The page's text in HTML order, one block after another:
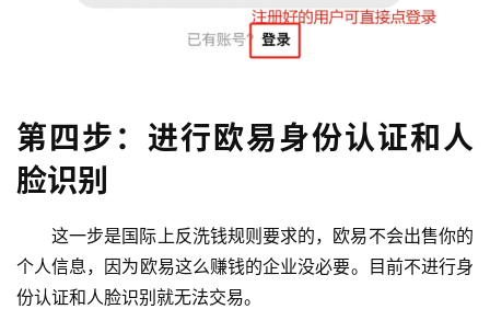
第四步：进行欧易身份认证和人
脸识别
这一步是国际上反洗钱规则要求的，欧易不会出售你的
个人信息，因为欧易这么赚钱的企业没必要。目前不进行身
份认证和人脸识别就无法交易。